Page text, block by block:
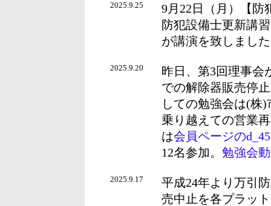
2025.9.25
9月22日（月）【防
防犯設備士更新講
が講演を致しまし
2025.9.20
昨日、第3回理事会
での解除器販売停
しての勉強会は(株
乗り越えての営業
は会員ページのd_45
12名参加。 勉強会
2025.9.17
平成24年より万引
売中止を各プラッ